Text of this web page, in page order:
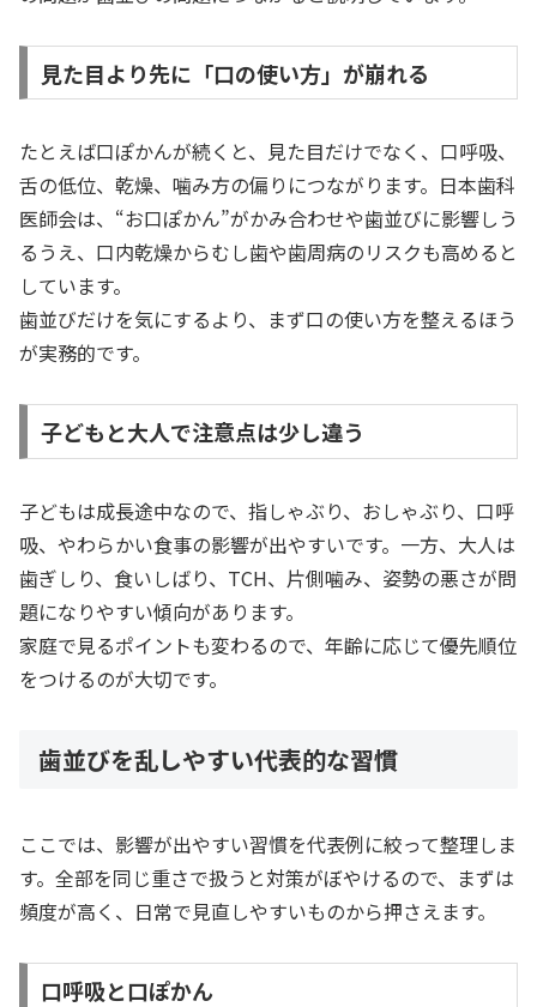
見た目より先に「口の使い方」が崩れる
たとえば口ぽかんが続くと、見た目だけでなく、口呼吸、
舌の低位、乾燥、噛み方の偏りにつながります。日本歯科
医師会は、“お口ぽかん”がかみ合わせや歯並びに影響しう
るうえ、口内乾燥からむし歯や歯周病のリスクも高めると
しています。
歯並びだけを気にするより、まず口の使い方を整えるほう
が実務的です。
子どもと大人で注意点は少し違う
子どもは成長途中なので、指しゃぶり、おしゃぶり、口呼
吸、やわらかい食事の影響が出やすいです。一方、大人は
歯ぎしり、食いしばり、TCH、片側噛み、姿勢の悪さが問
題になりやすい傾向があります。
家庭で見るポイントも変わるので、年齢に応じて優先順位
をつけるのが大切です。
歯並びを乱しやすい代表的な習慣
ここでは、影響が出やすい習慣を代表例に絞って整理しま
す。全部を同じ重さで扱うと対策がぼやけるので、まずは
頻度が高く、日常で見直しやすいものから押さえます。
口呼吸と口ぽかん